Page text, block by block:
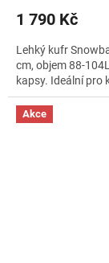
1 790 Kč
Lehký kufr
cm, objem 88-
kapsy. Ideální pro
Akce